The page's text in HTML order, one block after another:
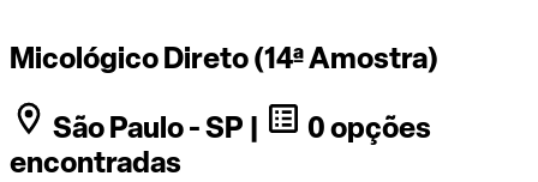
Micológico Direto (14ª Amostra)
São Paulo - SP |
0 opções
encontradas